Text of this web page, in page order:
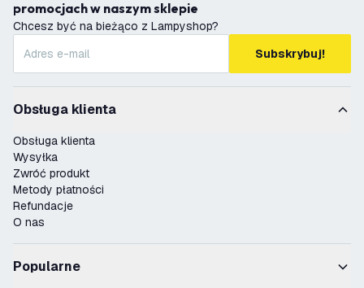
promocjach w naszym sklepie
Chcesz być na bieżąco z Lampyshop?
Subskrybuj!
Obsługa klienta
Obsługa klienta
Wysyłka
Zwróć produkt
Metody płatności
Refundacje
O nas
Popularne